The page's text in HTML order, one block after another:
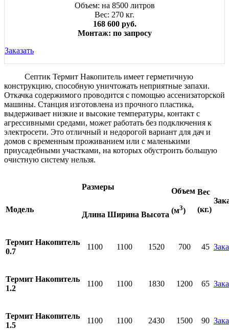
Объем: на 8500 литров
Вес: 270 кг.
168 600 руб.
Монтаж: по запросу
Заказать
Септик Термит Накопитель имеет герметичную
конструкцию, способную уничтожать неприятные запахи.
Откачка содержимого проводится с помощью ассенизаторской
машины. Станция изготовлена из прочного пластика,
выдерживает низкие и высокие температуры, контакт с
агрессивными средами, может работать без подключения к
электросети. Это отличный и недорогой вариант для дач и
домов с временным проживанием или с маленькими
приусадебными участками, на которых обустроить большую
очистную систему нельзя.
Модель
Размеры Объем
(м3)
Вес
(кг.)
Длина Ширина Высота
Термит Накопитель
0.7
1100 1100 1520 700 45
Термит Накопитель
1.2
1100 1100 1830 1200 65
Термит Накопитель
1.5
1100 1100 2430 1500 90